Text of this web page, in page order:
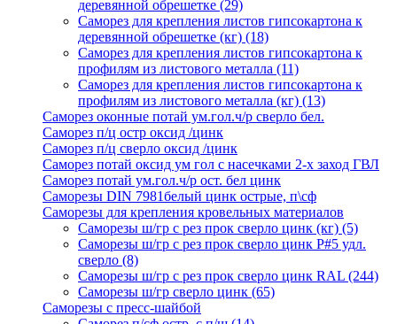
деревянной обрешетке (29)
Саморез для крепления листов гипсокартона к
деревянной обрешетке (кг) (18)
Саморез для крепления листов гипсокартона к
профилям из листового металла (11)
Саморез для крепления листов гипсокартона к
профилям из листового металла (кг) (13)
Саморез оконные потай ум.гол.ч/р сверло бел.
Саморез п/ц остр оксид /цинк
Саморез п/ц сверло оксид /цинк
Саморез потай оксид ум гол с насечками 2-х заход ГВЛ
Саморез потай ум.гол.ч/р ост. бел цинк
Саморезы DIN 7981белый цинк острые, п\сф
Саморезы для крепления кровельных материалов
Саморезы ш/гр с рез прок сверло цинк (кг) (5)
Саморезы ш/гр с рез прок сверло цинк P#5 удл.
сверло (8)
Саморезы ш/гр с рез прок сверло цинк RAL (244)
Саморезы ш/гр сверло цинк (65)
Саморезы с пресс-шайбой